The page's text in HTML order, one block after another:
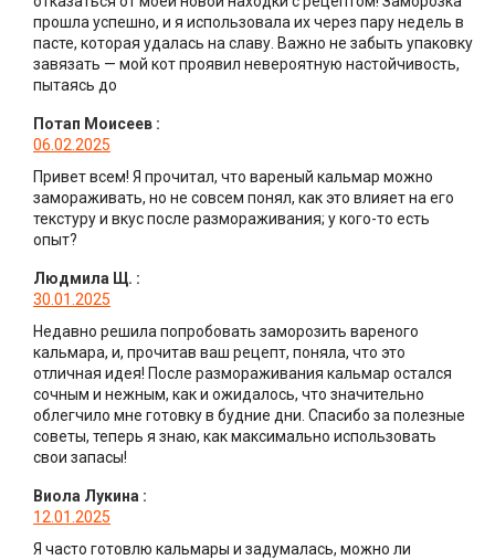
прошла успешно, и я использовала их через пару недель в
пасте, которая удалась на славу. Важно не забыть упаковку
завязать — мой кот проявил невероятную настойчивость,
пытаясь до
Потап Моисеев :
06.02.2025
Привет всем! Я прочитал, что вареный кальмар можно
замораживать, но не совсем понял, как это влияет на его
текстуру и вкус после размораживания; у кого-то есть
опыт?
Людмила Щ. :
30.01.2025
Недавно решила попробовать заморозить вареного
кальмара, и, прочитав ваш рецепт, поняла, что это
отличная идея! После размораживания кальмар остался
сочным и нежным, как и ожидалось, что значительно
облегчило мне готовку в будние дни. Спасибо за полезные
советы, теперь я знаю, как максимально использовать
свои запасы!
Виола Лукина :
12.01.2025
Я часто готовлю кальмары и задумалась, можно ли